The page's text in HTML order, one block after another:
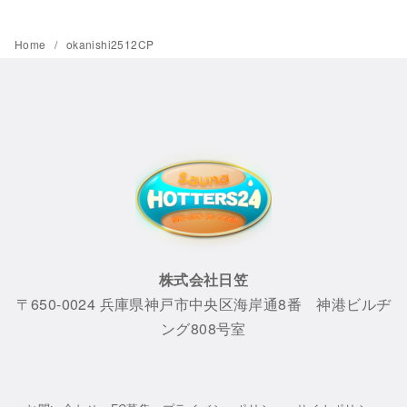
Home okanishi2512CP
株式会社日笠
〒650-0024 兵庫県神戸市中央区海岸通8番 神港ビルヂ
ング808号室